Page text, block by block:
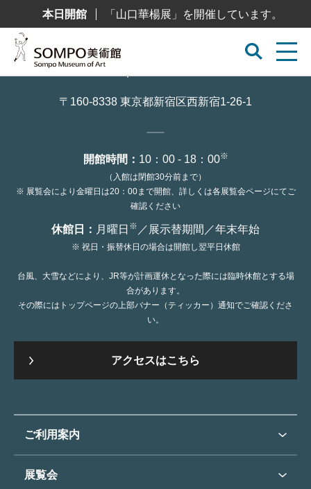
テ
本日開館 「山口華楊展」を開催しています。
〒160-8338 東京都新宿区西新宿1-26-1
開館時間： 10：00 - 18：00※
（入館は閉館30分前まで）
※ 展覧会により金曜日は20：00まで開館、詳しくは各展覧会ページにてご
確認ください
休館日： 月曜日 ※ ／展示替期間／年末年始
※ 祝日・振替休日の場合は開館し翌平日休館
台風、大雪などにより、JR等が計画運休となった際には臨時休館とする場
合があります。
その際にはトップページの上部バナー（ティッカー）通知でご確認くださ
い。
アクセスはこちら
ご利用案内
ご利用案内トップ
展覧会